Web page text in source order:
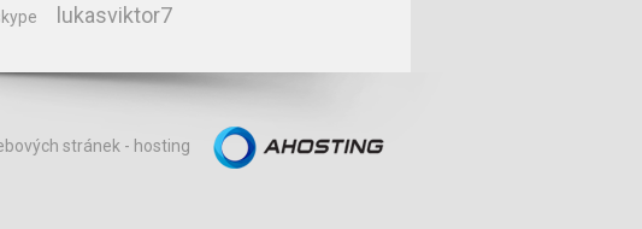
lukasviktor7
stránek - hosting